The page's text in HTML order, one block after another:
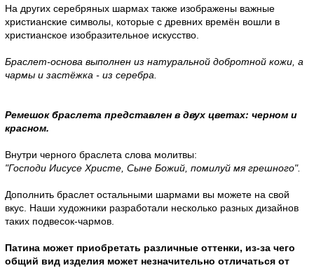
На других серебряных шармах также изображены важные
христианские символы, которые с древних времён вошли в
христианское изобразительное искусство.
Браслет-основа выполнен из натуральной добротной кожи, а
чармы и застёжка - из серебра.
Ремешок браслета представлен в двух цветах: черном и
красном.
Внутри черного браслета слова молитвы:
"Господи Иисусе Христе, Сыне Божий, помилуй мя грешного".
Дополнить браслет остальными шармами вы можете на свой
вкус. Наши художники разработали несколько разных дизайнов
таких подвесок-чармов.
Патина может приобретать различные оттенки, из-за чего
общий вид изделия может незначительно отличаться от